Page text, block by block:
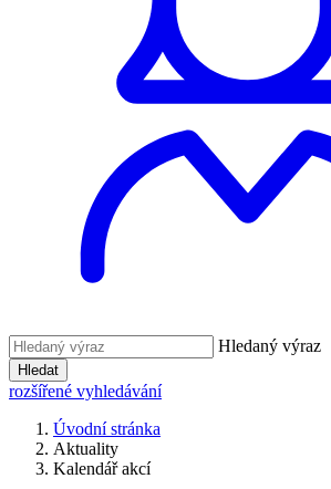
Hledaný výraz
Hledat
rozšířené vyhledávání
Úvodní stránka
Aktuality
Kalendář akcí